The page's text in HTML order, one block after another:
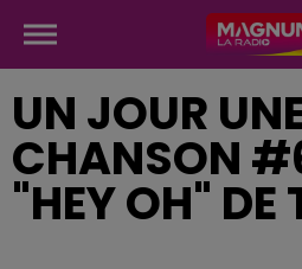
UN JOUR
CHANSON
"HEY OH" DE